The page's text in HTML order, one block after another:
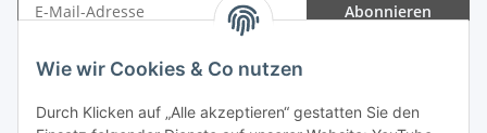
Wie wir Cookies & Co nutzen
Durch Klicken auf „Alle akzeptieren“ gestatten Sie den
Abonnieren